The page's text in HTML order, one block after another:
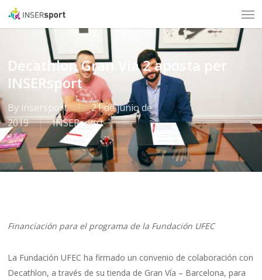
Decathlon Gran Via 2 aposta per
INSERsport
By insersport
21 de junio de
2019
INSERsport
Financiación para el programa de la Fundación UFEC
La Fundación UFEC ha firmado un convenio de colaboración con
Decathlon, a través de su tienda de Gran Vía – Barcelona, ​​para